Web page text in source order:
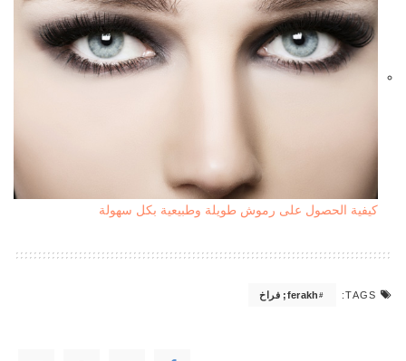
كيفية الحصول على رموش طويلة وطبيعية بكل سهولة
TAGS: ferakh; فراخ